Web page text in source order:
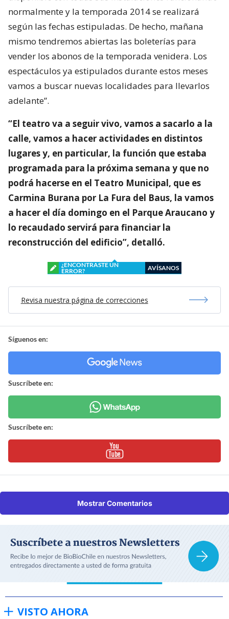
normalmente y la temporada 2014 se realizará
según las fechas estipuladas. De hecho, mañana
mismo tendremos abiertas las boleterías para
vender los abonos de la temporada venidera. Los
espectáculos ya estipulados durante estos meses
vamos a buscar nuevas localidades para llevarlos
adelante”.
“El teatro va a seguir vivo, vamos a sacarlo a la
calle, vamos a hacer actividades en distintos
lugares y, en particular, la función que estaba
programada para la próxima semana y que no
podrá hacerse en el Teatro Municipal, que es
Carmina Burana por La Fura del Baus, la vamos
a hacer el día domingo en el Parque Araucano y
lo recaudado servirá para financiar la
reconstrucción del edificio”, detalló.
¿ENCONTRASTE UN
ERROR?
AVÍSANOS
Revisa nuestra página de correcciones
Síguenos en:
Suscríbete en:
Suscríbete en:
Mostrar Comentarios
VISTO AHORA